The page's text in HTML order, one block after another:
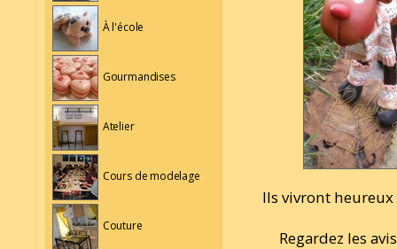
À l'école
Gourmandises
Atelier
Cours de modelage
Couture
Ils vivront
Regardez les